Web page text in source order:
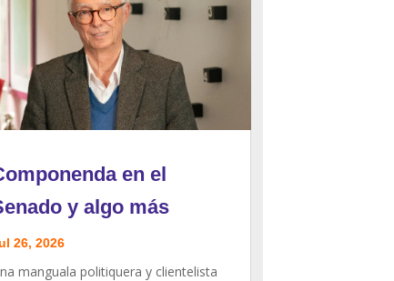
en el
y algo más
26, 2026
manguala politiquera y clientelista